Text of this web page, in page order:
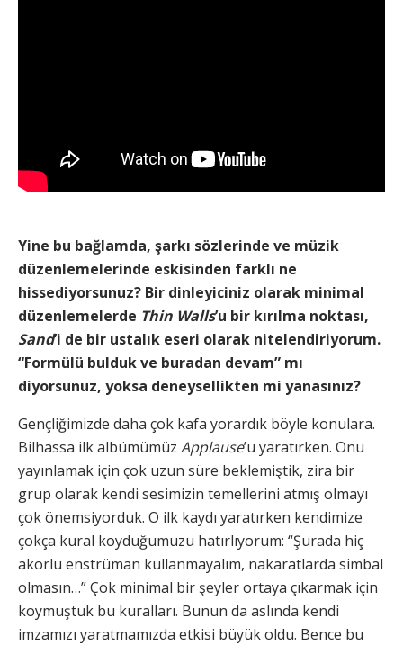
Yine bu bağlamda, şarkı sözlerinde ve müzik
düzenlemelerinde eskisinden farklı ne
hissediyorsunuz? Bir dinleyiciniz olarak minimal
düzenlemelerde Thin Walls’u bir kırılma noktası,
Sand’i de bir ustalık eseri olarak nitelendiriyorum.
“Formülü bulduk ve buradan devam” mı
diyorsunuz, yoksa deneysellikten mi yanasınız?
Gençliğimizde daha çok kafa yorardık böyle konulara.
Bilhassa ilk albümümüz Applause’u yaratırken. Onu
yayınlamak için çok uzun süre beklemiştik, zira bir
grup olarak kendi sesimizin temellerini atmış olmayı
çok önemsiyorduk. O ilk kaydı yaratırken kendimize
çokça kural koyduğumuzu hatırlıyorum: “Şurada hiç
akorlu enstrüman kullanmayalım, nakaratlarda simbal
olmasın…” Çok minimal bir şeyler ortaya çıkarmak için
koymuştuk bu kuralları. Bunun da aslında kendi
imzamızı yaratmamızda etkisi büyük oldu. Bence bu